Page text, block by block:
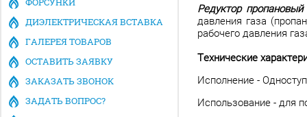
ДИЭЛЕКТРИЧЕСКАЯ ВСТАВКА
ГАЛЕРЕЯ ТОВАРОВ
ОСТАВИТЬ ЗАЯВКУ
ЗАКАЗАТЬ ЗВОНОК
ЗАДАТЬ ВОПРОС?
Редуктор
давления газа
рабочего давления
Технические
Исполнение -
Использование - для